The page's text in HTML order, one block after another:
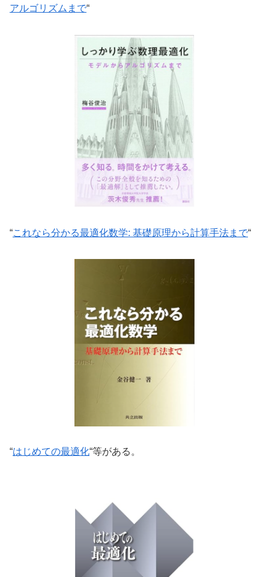
アルゴリズムまで“
“これなら分かる最適化数学: 基礎原理から計算手法まで“
“はじめての最適化“等がある。